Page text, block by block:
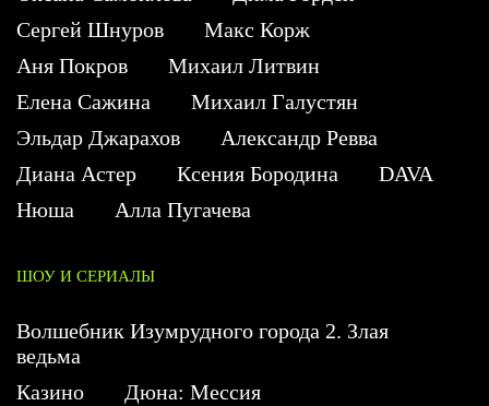
Сергей Шнуров
Макс Корж
Аня Покров
Михаил Литвин
Елена Сажина
Михаил Галустян
Эльдар Джарахов
Александр Ревва
Диана Астер
Ксения Бородина
DAVA
Нюша
Алла Пугачева
ШОУ И СЕРИАЛЫ
Волшебник Изумрудного города 2. Злая
ведьма
Казино
Дюна: Мессия